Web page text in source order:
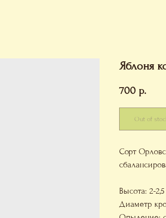
Яблоня
700 р.
Out of
Сорт
Высота: 2-
Диаметр